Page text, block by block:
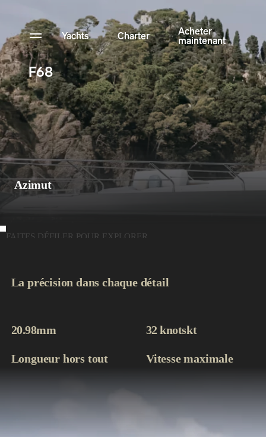
Yachts Charter Acheter
maintenant
Actualités
Configurateur
Collection de yachts NFT
Contact
F68
Azimut
La précision dans chaque détail
20.98mm
Longueur hors tout
32 knotskt
Vitesse maximale